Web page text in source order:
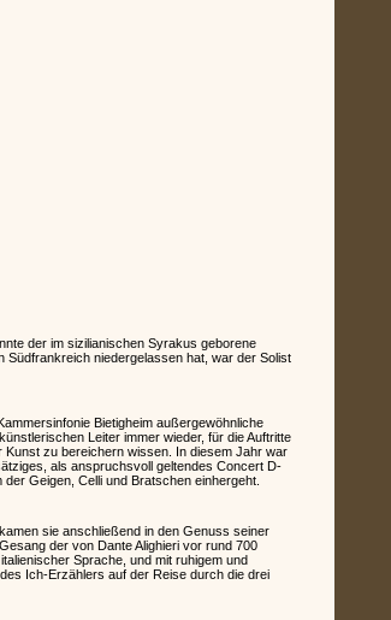
der im sizilianischen Syrakus geborene
niedergelassen hat, war der Solist
Bietigheim außergewöhnliche
Leiter immer wieder, für die Auftritte
zu bereichern wissen. In diesem Jahr war
als anspruchsvoll geltendes Concert D-
Geigen, Celli und Bratschen einhergeht.
sie anschließend in den Genuss seiner
der von Dante Alighieri vor rund 700
Sprache, und mit ruhigem und
Ich-Erzählers auf der Reise durch die drei